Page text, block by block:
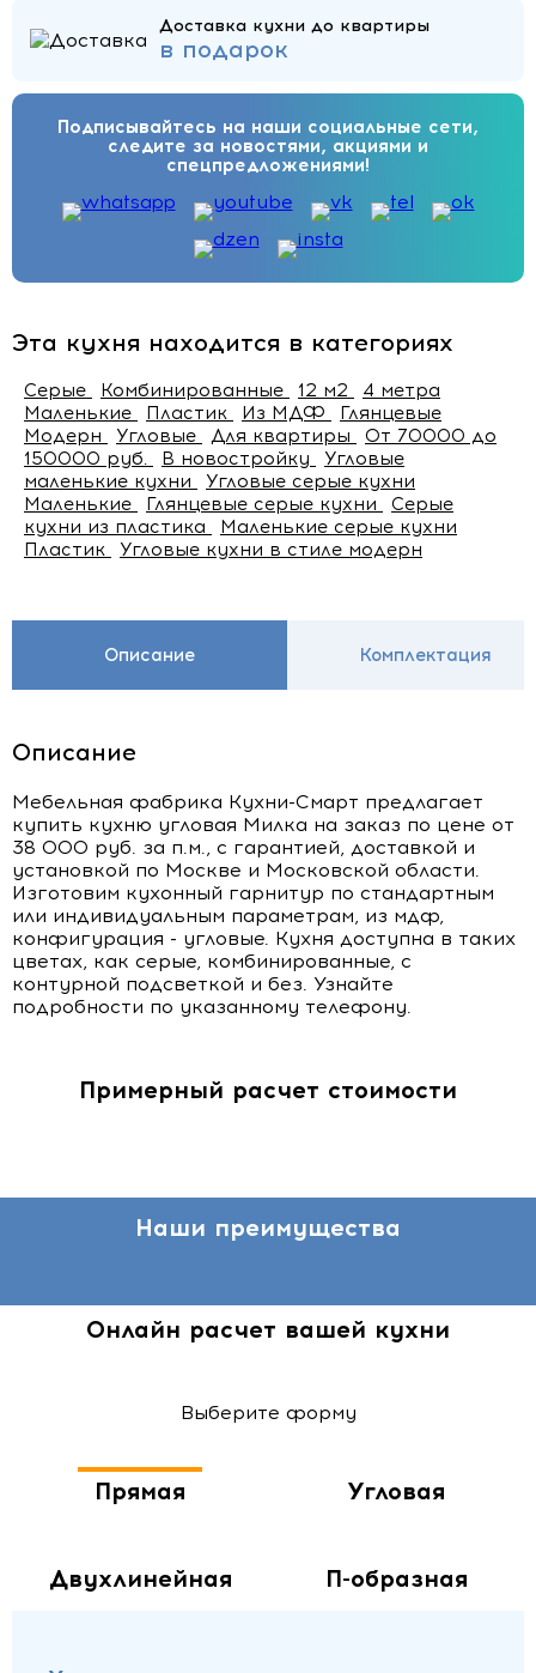
Доставка кухни до квартиры
в подарок
Подписывайтесь на наши социальные сети,
следите за новостями, акциями и
спецпредложениями!
Эта кухня находится в категориях
Серые Комбинированные 12 м2
4 метра
Маленькие
Пластик Из МДФ
Глянцевые
Модерн
Угловые Для квартиры
От 70000 до
150000 руб.
В новостройку
Угловые
маленькие кухни
Угловые серые кухни
Маленькие
Глянцевые серые кухни
Серые
кухни из пластика
Маленькие серые кухни
Пластик
Угловые кухни в стиле модерн
Описание Комплектация
Описание
Мебельная фабрика Кухни-Смарт предлагает
купить кухню угловая Милка на заказ по цене от
38 000 руб. за п.м., с гарантией, доставкой и
установкой по Москве и Московской области.
Изготовим кухонный гарнитур по стандартным
или индивидуальным параметрам, из мдф,
конфигурация - угловые. Кухня доступна в таких
цветах, как серые, комбинированные, с
контурной подсветкой и без. Узнайте
подробности по указанному телефону.
Примерный расчет стоимости
Наши преимущества
Онлайн расчет вашей кухни
Выберите форму
Прямая Угловая
Двухлинейная П-образная